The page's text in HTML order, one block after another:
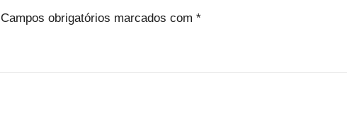
Campos obrigatórios marcados com *